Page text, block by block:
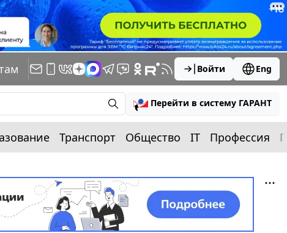
Войти Eng
Перейти в систему ГАРАНТ
Транспорт Общество IT Профессия